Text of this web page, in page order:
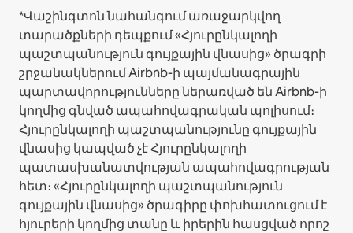
*Վաշինգտոն նահանգում առաջարկվող
տարածքների դեպքում «Հյուրընկալողի
պաշտպանություն գույքային վնասից» ծրագրի
շրջանակներում Airbnb-ի պայմանագրային
պարտավորությունները ներառված են Airbnb-ի
կողմից գնված ապահովագրական պոլիսում։
Հյուրընկալողի պաշտպանությունը գույքային
վնասից կապված չէ Հյուրընկալողի
պատասխանատվության ապահովագրության
հետ։ «Հյուրընկալողի պաշտպանություն
գույքային վնասից» ծրագիրը փոխհատուցում է
հյուրերի կողմից տանը և իրերին հասցված որոշ